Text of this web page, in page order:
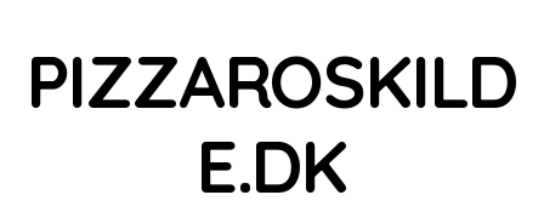
PIZZAROSKILD
E.DK